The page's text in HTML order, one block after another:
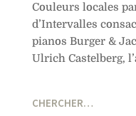
Couleurs locales
d’Intervalles
pianos Burger &
Ulrich Castelberg,
CHERCHER…